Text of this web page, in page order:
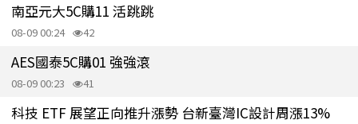
南亞元大5C購11 活跳跳
08-09 00:24 42
AES國泰5C購01 強強滾
08-09 00:23 41
科技 ETF 展望正向推升漲勢 台新臺灣IC設計周漲13%